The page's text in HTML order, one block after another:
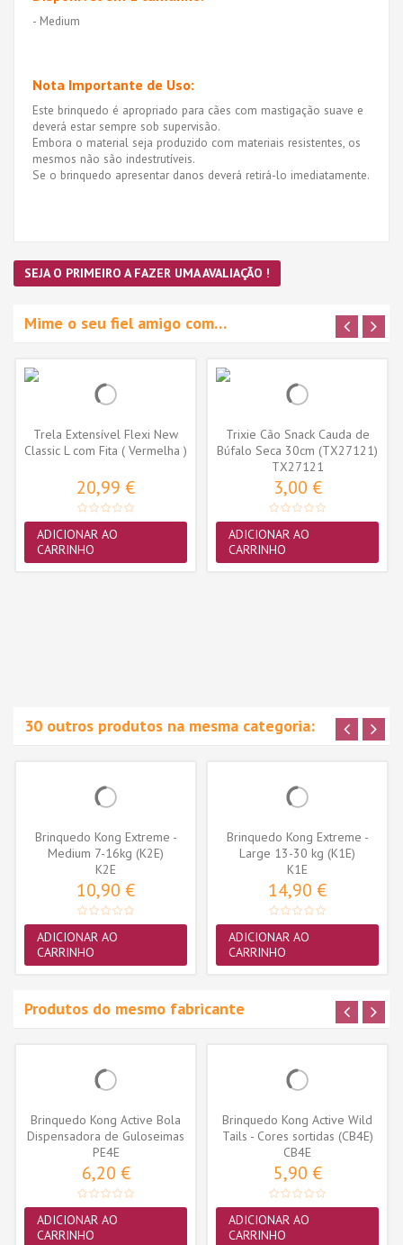
- Medium
Nota Importante de Uso:
Este brinquedo é apropriado para cães com mastigação suave e
deverá estar sempre sob supervisão.
Embora o material seja produzido com materiais resistentes, os
mesmos não são indestrutíveis.
Se o brinquedo apresentar danos deverá retirá-lo imediatamente.
SEJA O PRIMEIRO A FAZER UMA AVALIAÇÃO !
Mime o seu fiel amigo com…
Trela Extensível Flexi New
Classic L com Fita ( Vermelha )
20,99 €
ADICIONAR AO
CARRINHO
Trixie Cão Snack Cauda de
Búfalo Seca 30cm (TX27121)
TX27121
3,00 €
ADICIONAR AO
CARRINHO
30 outros produtos na mesma categoria:
Brinquedo Kong Extreme -
Medium 7-16kg (K2E)
K2E
10,90 €
ADICIONAR AO
CARRINHO
Brinquedo Kong Extreme -
Large 13-30 kg (K1E)
K1E
14,90 €
ADICIONAR AO
CARRINHO
Produtos do mesmo fabricante
Brinquedo Kong Active Bola
Dispensadora de Guloseimas
(PE4E)
PE4E
6,20 €
ADICIONAR AO
CARRINHO
Brinquedo Kong Active Wild
Tails - Cores sortidas (CB4E)
CB4E
5,90 €
ADICIONAR AO
CARRINHO